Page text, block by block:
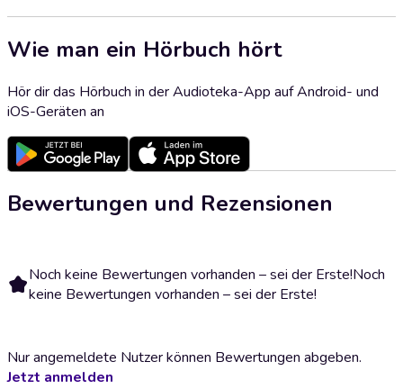
Wie man ein Hörbuch hört
Hör dir das Hörbuch in der Audioteka-App auf Android- und
iOS-Geräten an
Bewertungen und Rezensionen
Noch keine Bewertungen vorhanden – sei der Erste!Noch
keine Bewertungen vorhanden – sei der Erste!
Nur angemeldete Nutzer können Bewertungen abgeben.
Jetzt anmelden